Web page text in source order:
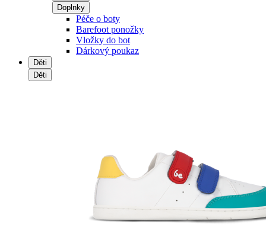
Doplnky
Péče o boty
Barefoot ponožky
Vložky do bot
Dárkový poukaz
Děti
Děti